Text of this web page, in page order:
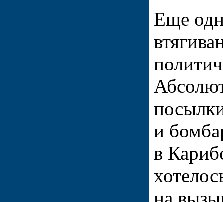
Еще
и
в